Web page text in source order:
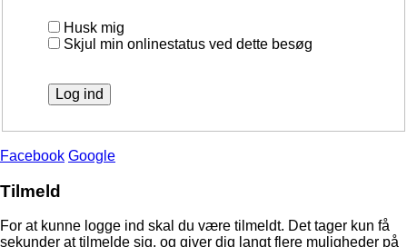
Husk mig
Skjul min onlinestatus ved dette besøg
Facebook Google
Tilmeld
For at kunne logge ind skal du være tilmeldt. Det tager kun få
sekunder at tilmelde sig, og giver dig langt flere muligheder på